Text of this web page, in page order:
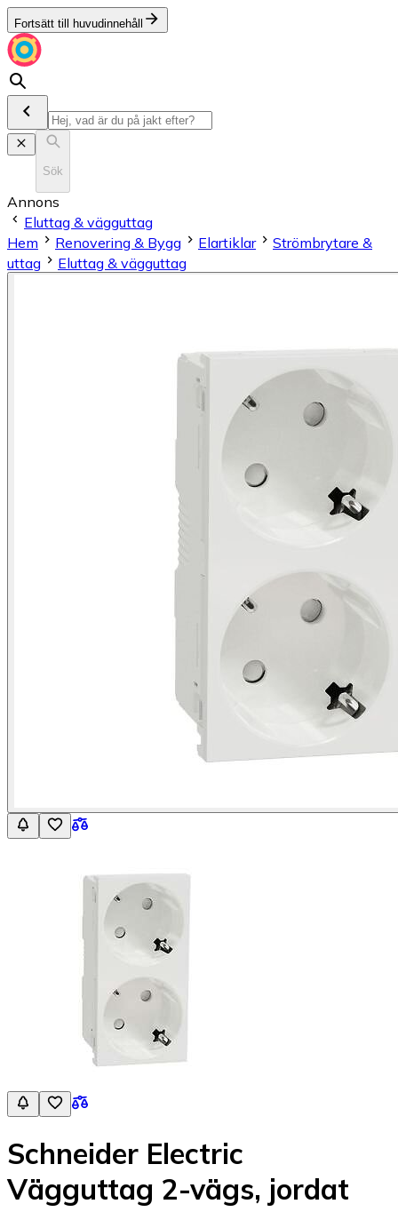
Fortsätt till huvudinnehåll
Sök
Annons
Eluttag & vägguttag
Hem
Renovering & Bygg Elartiklar
Strömbrytare &
uttag
Eluttag & vägguttag
Schneider Electric
Vägguttag 2-vägs, jordat